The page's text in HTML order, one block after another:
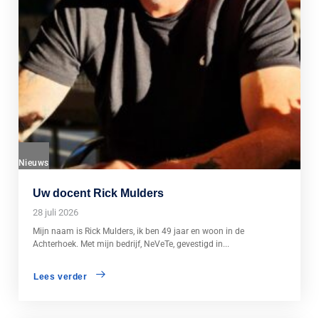
Nieuws
Uw docent Rick Mulders
28 juli 2026
Mijn naam is Rick Mulders, ik ben 49 jaar en woon in de
Achterhoek. Met mijn bedrijf, NeVeTe, gevestigd in...
Lees verder